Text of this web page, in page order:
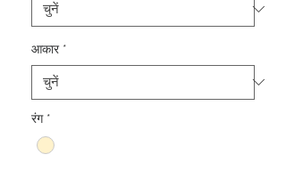
आकार *
रंग *